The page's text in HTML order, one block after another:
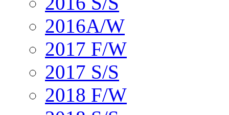
2016A/W
2017 F/W
2017 S/S
2018 F/W